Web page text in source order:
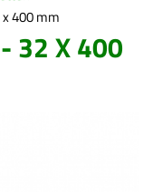
400 mm
32 X 400